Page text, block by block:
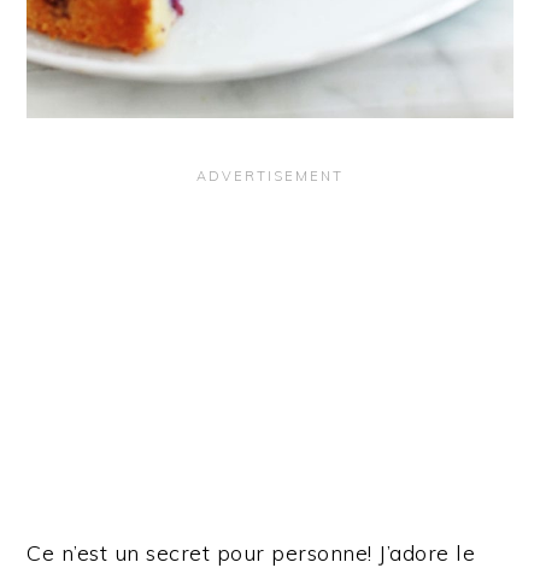
Ce n’est un secret pour personne! J’adore le